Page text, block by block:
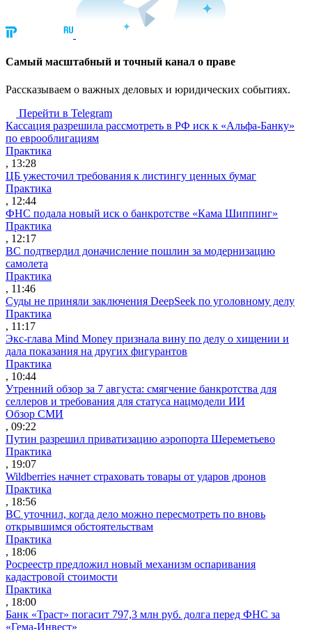
Cамый масштабный и точный канал о праве
Рассказываем о важных деловых и юридических событиях.
Перейти в Telegram
Кассация разрешила рассмотреть в РФ иск к «Альфа-Банку»
по еврооблигациям
Практика
, 13:28
ЦБ ужесточил требования к листингу ценных бумаг
Практика
, 12:44
ФНС подала новый иск о банкротстве «Кама Шиппинг»
Практика
, 12:17
ВС подтвердил доначисление пошлин за модернизацию
самолета
Практика
, 11:46
Суды не приняли заключения DeepSeek по уголовному делу
Практика
, 11:17
Экс-глава Mind Money признала вину по делу о хищении и
дала показания на других фигурантов
Практика
, 10:44
Утренний обзор за 7 августа: смягчение банкротства для
селлеров и требования для статуса нацмодели ИИ
Обзор СМИ
, 09:22
Путин разрешил приватизацию аэропорта Шереметьево
Практика
, 19:07
Wildberries начнет страховать товары от ударов дронов
Практика
, 18:56
ВС уточнил, когда дело можно пересмотреть по вновь
открывшимся обстоятельствам
Практика
, 18:06
Росреестр предложил новый механизм оспаривания
кадастровой стоимости
Практика
, 18:00
Банк «Траст» погасит 797,3 млн руб. долга перед ФНС за
«Гема-Инвест»